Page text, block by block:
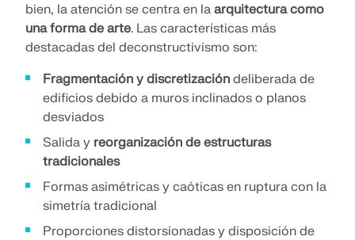
AEF para conexiones de acero
Diseñe y analice las conexiones de acero utilizando
totalmente integrado en RFEM 6 para flujos de
trabajo estructurales más rápidos y precisos.
SABER MÁS
bien, la atención se centra en la arquitectura como
una forma de arte. Las características más
destacadas del deconstructivismo son:
Fragmentación y discretización deliberada de
edificios debido a muros inclinados o planos
desviados
Salida y reorganización de estructuras
tradicionales
Formas asimétricas y caóticas en ruptura con la
simetría tradicional
Proporciones distorsionadas y disposición de